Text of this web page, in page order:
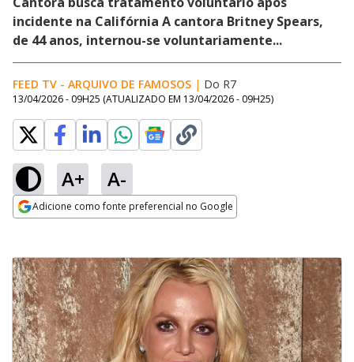
incidente na Califórnia A cantora Britney Spears,
de 44 anos, internou-se voluntariamente...
FEED TV - ARQUIVO DE FAMOSOS | Do R7
13/04/2026 - 09H25 (ATUALIZADO EM 13/04/2026 - 09H25)
A+ A-
Adicione como fonte preferencial no Google